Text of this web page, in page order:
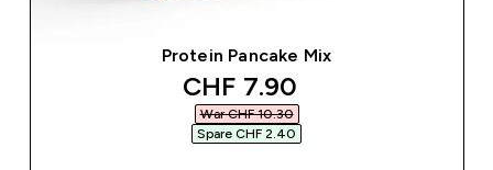
Protein Pancake Mix
discounted price
CHF 7.90‎
War CHF 10.30‎
Spare CHF 2.40‎